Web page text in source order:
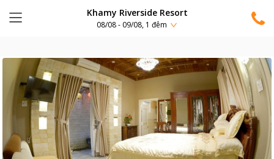
Khamy Riverside Resort
08/08 - 09/08, 1 đêm